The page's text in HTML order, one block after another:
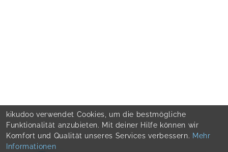
kikudoo verwendet Cookies, um die bestmögliche
Funktionalität anzubieten. Mit deiner Hilfe können wir
Komfort und Qualität unseres Services verbessern. Mehr
Informationen